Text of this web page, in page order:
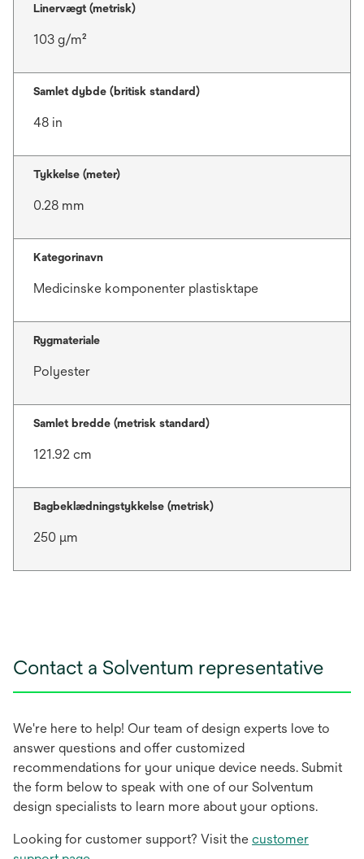
Linervægt (metrisk)
103 g/m²
Samlet dybde (britisk standard)
48 in
Tykkelse (meter)
0.28 mm
Kategorinavn
Medicinske komponenter plastisktape
Rygmateriale
Polyester
Samlet bredde (metrisk standard)
121.92 cm
Bagbeklædningstykkelse (metrisk)
250 μm
Contact a Solventum representative
We're here to help! Our team of design experts love to
answer questions and offer customized
recommendations for your unique device needs. Submit
the form below to speak with one of our Solventum
design specialists to learn more about your options.
Looking for customer support? Visit the customer